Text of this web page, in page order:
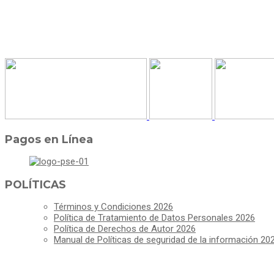
Pagos en Línea
POLÍTICAS
Términos y Condiciones 2026
Política de Tratamiento de Datos Personales 2026
Política de Derechos de Autor 2026
Manual de Políticas de seguridad de la información